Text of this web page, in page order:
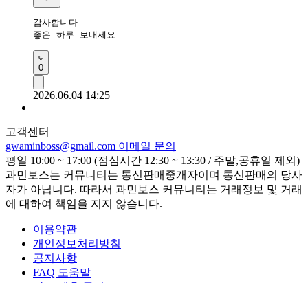
감사합니다
좋은 하루 보내세요
0
2026.06.04 14:25
고객센터
gwaminboss@gmail.com 이메일 문의
평일 10:00 ~ 17:00 (점심시간 12:30 ~ 13:30 / 주말,공휴일 제외)
과민보스는 커뮤니티는 통신판매중개자이며 통신판매의 당사
자가 아닙니다. 따라서 과민보스 커뮤니티는 거래정보 및 거래
에 대하여 책임을 지지 않습니다.
이용약관
개인정보처리방침
공지사항
FAQ 도움말